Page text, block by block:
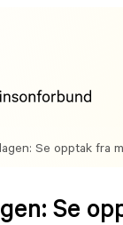
Se opptak fra
Se